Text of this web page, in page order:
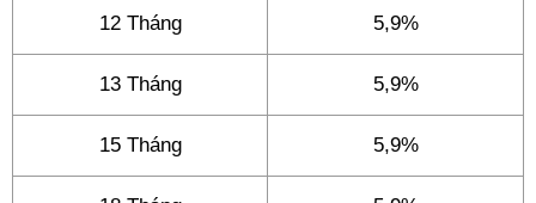
12 Tháng 5,9%
13 Tháng 5,9%
15 Tháng 5,9%